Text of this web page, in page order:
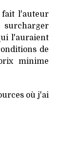
fait l'auteur
surcharger
l'auraient
de
minime
où j'ai